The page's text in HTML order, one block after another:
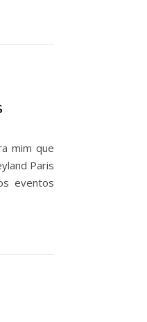
mim que
Paris
eventos